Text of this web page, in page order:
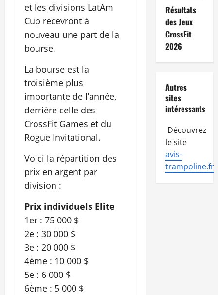
et les divisions LatAm
Cup recevront à
nouveau une part de la
bourse.
La bourse est la
troisième plus
importante de l’année,
derrière celle des
CrossFit Games et du
Rogue Invitational.
Voici la répartition des
prix en argent par
division :
Prix ​​​​individuels Elite
1er : 75 000 $
2e : 30 000 $
3e : 20 000 $
4ème : 10 000 $
5e : 6 000 $
6ème : 5 000 $
Résultats
des Jeux
CrossFit
2026
Autres
sites
intéressants
Découvrez
le site
avis-
trampoline.fr